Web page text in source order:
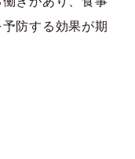
防する効果が期